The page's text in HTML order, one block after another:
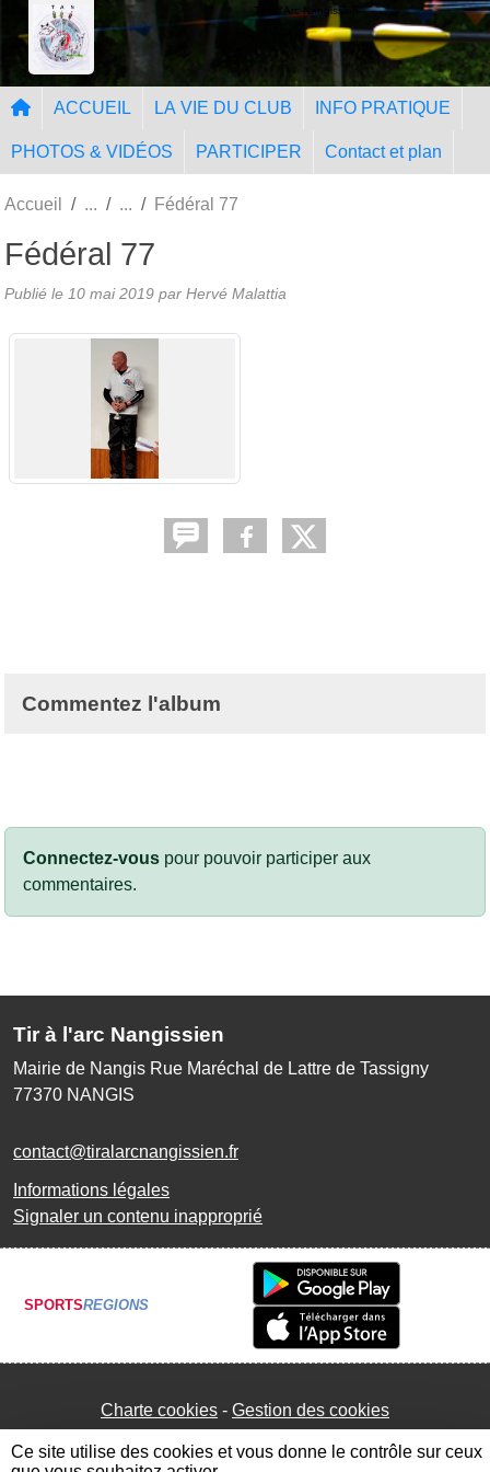
Tir à l'Arc Nangissien
ACCUEIL LA VIE DU CLUB INFO PRATIQUE
PHOTOS & VIDÉOS PARTICIPER Contact et plan
Accueil Fédéral 77
Fédéral 77
Publié le 10 mai 2019 par Hervé Malattia
Commentez l'album
Connectez-vous pour pouvoir participer aux
commentaires.
Tir à l'arc Nangissien
Mairie de Nangis Rue Maréchal de Lattre de Tassigny
77370 NANGIS
contact@tiralarcnangissien.fr
Informations légales
Signaler un contenu inapproprié
SPORTSREGIONS
Charte cookies Gestion des cookies
Panneau de gestion des cookies
Ce site utilise des cookies et vous donne le contrôle sur ceux